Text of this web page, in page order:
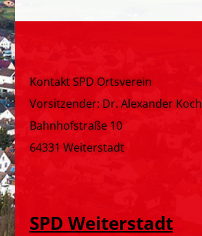
Kontakt SPD Ortsverein
Vorsitzender: Dr. Alexander Koch
Bahnhofstraße 10
64331 Weiterstadt
SPD Weiterstadt